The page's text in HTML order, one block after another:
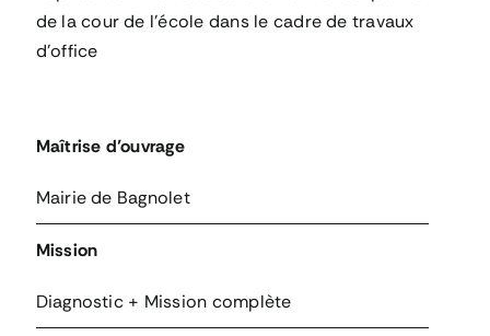
de la cour de l'école dans le cadre de travaux
d'office
Maîtrise d’ouvrage
Mairie de Bagnolet
Mission
Diagnostic + Mission complète